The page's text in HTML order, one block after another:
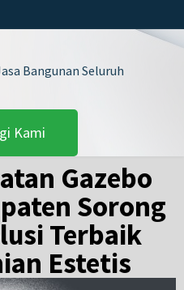
Bangunan Seluruh
Kami
Gazebo
Sorong
Terbaik
Estetis